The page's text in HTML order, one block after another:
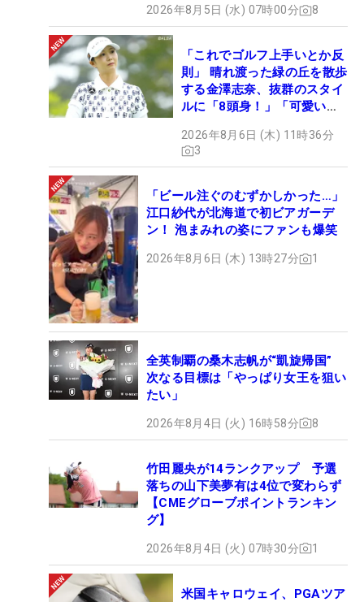
2026年8月5日 (水) 07時00分 8
「これでゴルフ上手いとか反
則」 晴れ渡った緑の丘を散歩
する金澤志奈、抜群のスタイ
ルに「8頭身！」「可愛いに
2026年8月6日 (木) 11時36分
3
「ビール注ぐのむずかしかった…」
江口紗代が北海道で初ビアガーデ
ン！ 泡まみれの姿にファンも爆笑
2026年8月6日 (木) 13時27分 1
全英制覇の桑木志帆が“凱旋帰国”
次なる目標は「やっぱり女王を狙い
たい」
2026年8月4日 (火) 16時58分 8
竹田麗央が14ランクアップ 予選
落ちの山下美夢有は4位で変わらず
【CMEグローブポイントランキン
グ】
2026年8月4日 (火) 07時30分 1
米国キャロウェイ、PGAツア